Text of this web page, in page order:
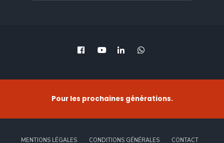
Pour les prochaines générations.
MENTIONS LÉGALES CONDITIONS GÉNÉRALES CONTACT